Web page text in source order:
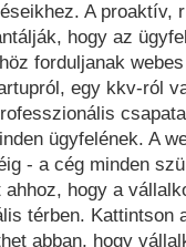
A proaktív,
hogy az
forduljanak
egy kkv-ról
ügyfelének. A
- a cég minden
hogy a
térben. Kattintson
abban, hogy